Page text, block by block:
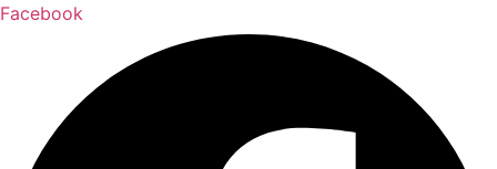
Facebook